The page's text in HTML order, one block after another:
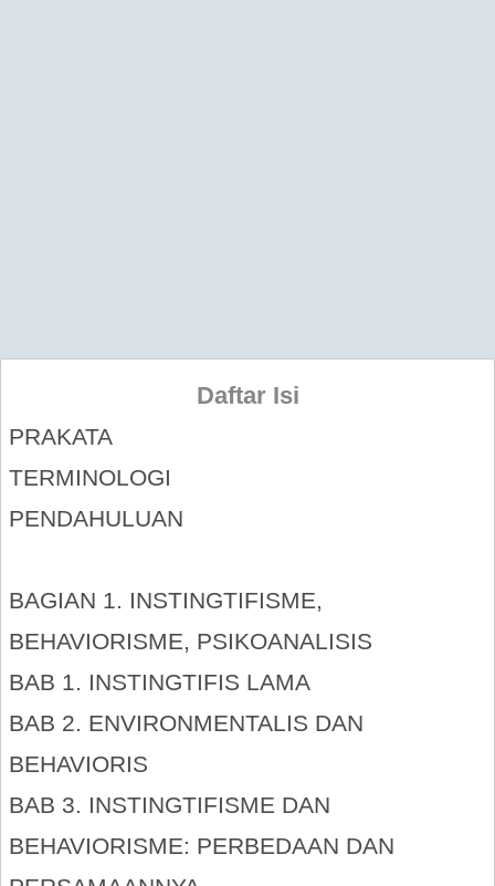
Daftar Isi
PRAKATA
TERMINOLOGI
PENDAHULUAN
BAGIAN 1. INSTINGTIFISME,
BEHAVIORISME, PSIKOANALISIS
BAB 1. INSTINGTIFIS LAMA
BAB 2. ENVIRONMENTALIS DAN
BEHAVIORIS
BAB 3. INSTINGTIFISME DAN
BEHAVIORISME: PERBEDAAN DAN